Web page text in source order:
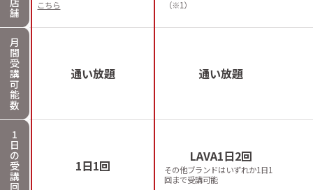
舗
こちら
（※1）
月
間
受
講
可
能
数
通い放題 通い放題
1
日
の
受
講
回
1日1回
LAVA1日2回
その他ブランドはいずれか1日1
回まで受講可能